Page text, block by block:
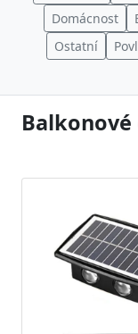
Domácnost
Ostatní